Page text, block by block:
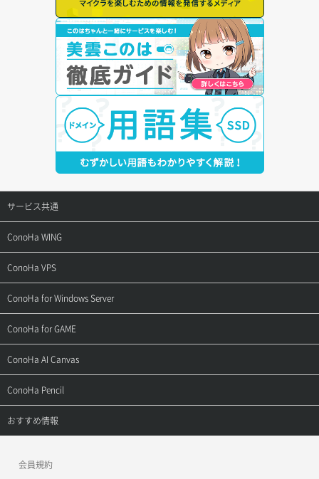
サービス共通
サポートトップ
ご契約・お支払い
用語集
お問い合わせ
ConoHa WING
サポートトップ
ご利用ガイド
お乗り換えガイド
よくある質問
ConoHa VPS
サポートトップ
ご利用ガイド
APIドキュメントVPS2.0
APIドキュメントVPS3.0
ConoHa for Windows Server
サポートトップ
ご利用ガイド
APIドキュメントVPS2.0
APIドキュメントVPS3.0
ConoHa for GAME
サポートトップ
ご利用ガイド
ConoHa AI Canvas
サポートトップ
ご利用ガイド
ConoHa Pencil
サポートトップ
おすすめ情報
会員規約